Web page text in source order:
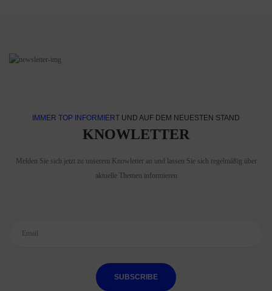
Die Bundesagentur für Arbeit trägt über das Förderprogramm „FöBe
(Förderung Beschäftigter)“ die kompletten Kursgebühren für Sie. Mit enthalten
Prüfungsgebühren
attraktive Weiterbildungsprämie
IMMER TOP INFORMIERT UND AUF DEM NEUESTEN STAND
KNOWLETTER
Melden Sie sich jetzt zu unserem Knowletter an und lassen Sie sich regelmäßig über
aktuelle Themen informieren
SUBSCRIBE